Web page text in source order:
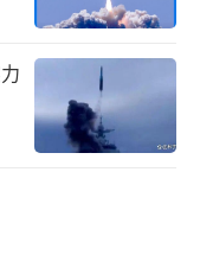
继续提高我们
峰会。